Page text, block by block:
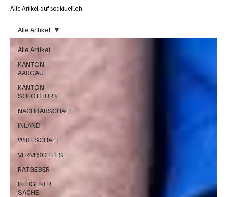
Alle Artikel auf soaktuell.ch
Alle Artikel
KANTON
AARGAU
KANTON
SOLOTHURN
NACHBARSCHAFT
INLAND
WIRTSCHAFT
VERMISCHTES
RATGEBER
IN EIGENER
SACHE
Alle Artikel